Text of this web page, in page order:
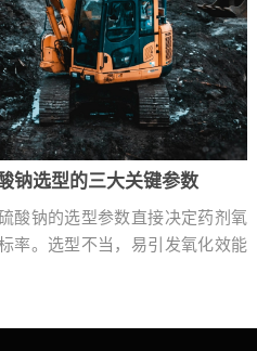
钠选型的三大关键参数
酸钠的选型参数直接决定药剂氧
率。选型不当，易引发氧化效能